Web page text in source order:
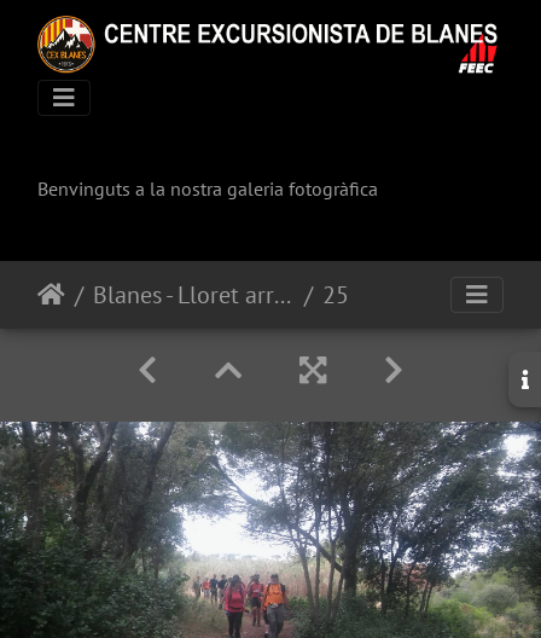
Benvinguts a la nostra galeria fotogràfica
Blanes - Lloret arran d'aigua 25